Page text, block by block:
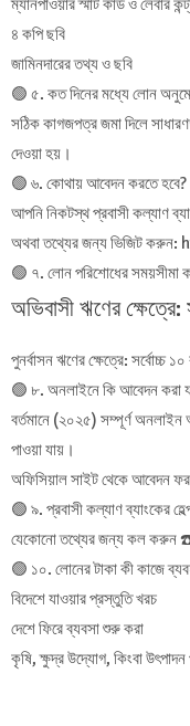
ম্যানপাওয়ার স্মার্ট কার্ড ও লেবার
৪ কপি ছবি
জামিনদারের তথ্য ও ছবি
🟢 ৫. কত দিনের মধ্যে লোন
সঠিক কাগজপত্র জমা দিলে
দেওয়া হয়।
🟢 ৬. কোথায় আবেদন করতে হবে?
আপনি নিকটস্থ প্রবাসী কল্যাণ
অথবা তথ্যের জন্য ভিজিট
🟢 ৭. লোন পরিশোধের সময়সীমা
অভিবাসী ঋণের ক্ষেত্রে:
পুনর্বাসন ঋণের ক্ষেত্রে: সর্বোচ্চ
🟢 ৮. অনলাইনে কি আবেদন করা
বর্তমানে (২০২৫) সম্পূর্ণ
পাওয়া যায়।
অফিসিয়াল সাইট থেকে
🟢 ৯. প্রবাসী কল্যাণ ব্যাংকের
যেকোনো তথ্যের জন্য কল করুন ☎️
🟢 ১০. লোনের টাকা কী কাজে
বিদেশে যাওয়ার প্রস্তুতি খরচ
দেশে ফিরে ব্যবসা শুরু করা
কৃষি, ক্ষুদ্র উদ্যোগ, কিংবা উৎপাদন